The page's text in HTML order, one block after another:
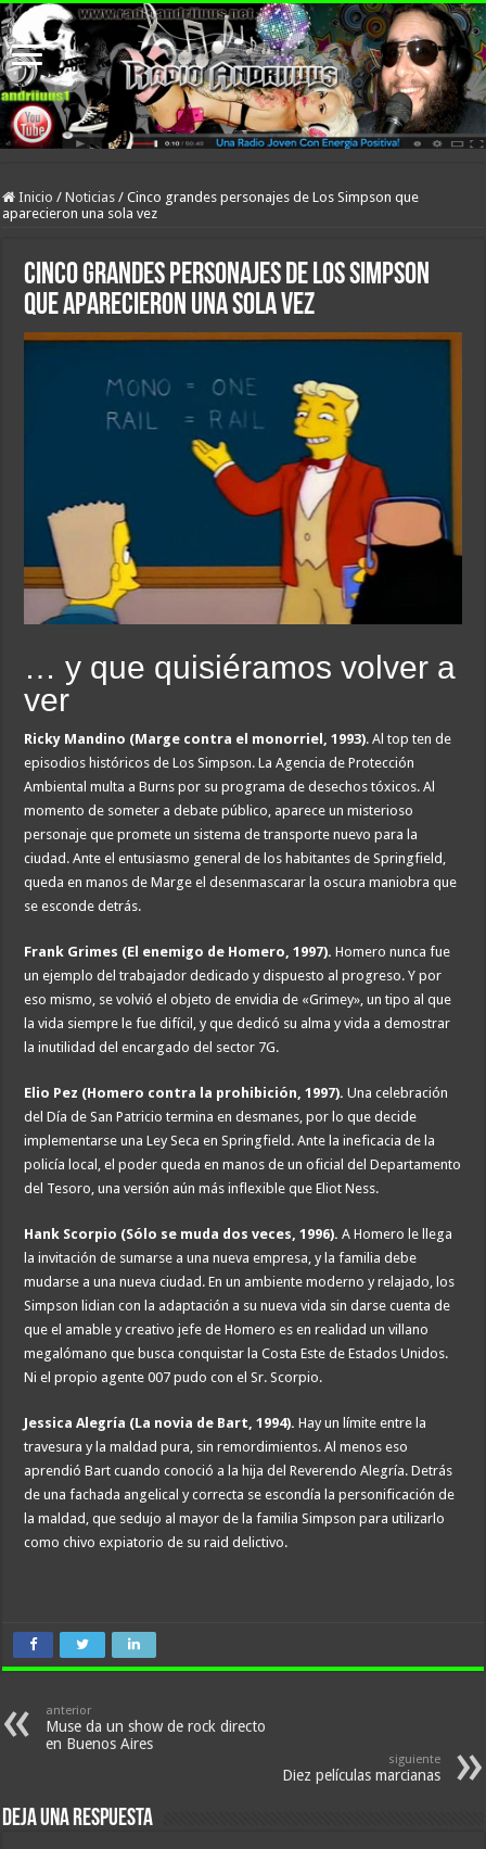
Inicio / Noticias / Cinco grandes personajes de Los Simpson que
aparecieron una sola vez
Cinco grandes personajes de Los Simpson
que aparecieron una sola vez
… y que quisiéramos volver a
ver
Ricky Mandino (Marge contra el monorriel, 1993). Al top ten de
episodios históricos de Los Simpson. La Agencia de Protección
Ambiental multa a Burns por su programa de desechos tóxicos. Al
momento de someter a debate público, aparece un misterioso
personaje que promete un sistema de transporte nuevo para la
ciudad. Ante el entusiasmo general de los habitantes de Springfield,
queda en manos de Marge el desenmascarar la oscura maniobra que
se esconde detrás.
Frank Grimes (El enemigo de Homero, 1997). Homero nunca fue
un ejemplo del trabajador dedicado y dispuesto al progreso. Y por
eso mismo, se volvió el objeto de envidia de «Grimey», un tipo al que
la vida siempre le fue difícil, y que dedicó su alma y vida a demostrar
la inutilidad del encargado del sector 7G.
Elio Pez (Homero contra la prohibición, 1997).Una celebración
del Día de San Patricio termina en desmanes, por lo que decide
implementarse una Ley Seca en Springfield. Ante la ineficacia de la
policía local, el poder queda en manos de un oficial del Departamento
del Tesoro, una versión aún más inflexible que Eliot Ness.
Hank Scorpio (Sólo se muda dos veces, 1996). A Homero le llega
la invitación de sumarse a una nueva empresa, y la familia debe
mudarse a una nueva ciudad. En un ambiente moderno y relajado, los
Simpson lidian con la adaptación a su nueva vida sin darse cuenta de
que el amable y creativo jefe de Homero es en realidad un villano
megalómano que busca conquistar la Costa Este de Estados Unidos.
Ni el propio agente 007 pudo con el Sr. Scorpio.
Jessica Alegría (La novia de Bart, 1994). Hay un límite entre la
travesura y la maldad pura, sin remordimientos. Al menos eso
aprendió Bart cuando conoció a la hija del Reverendo Alegría. Detrás
de una fachada angelical y correcta se escondía la personificación de
la maldad, que sedujo al mayor de la familia Simpson para utilizarlo
como chivo expiatorio de su raid delictivo.
anterior
Muse da un show de rock directo
en Buenos Aires
siguiente
Diez películas marcianas
Deja una respuesta